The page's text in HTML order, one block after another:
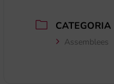
CATEGORIA
Assemblees